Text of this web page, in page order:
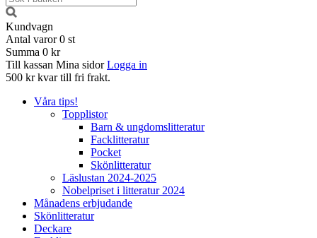
Kundvagn
Antal varor 0 st
Summa 0 kr
Till kassan Mina sidor Logga in
500 kr kvar till fri frakt.
Våra tips!
Topplistor
Barn & ungdomslitteratur
Facklitteratur
Pocket
Skönlitteratur
Läslustan 2024-2025
Nobelpriset i litteratur 2024
Månadens erbjudande
Skönlitteratur
Deckare